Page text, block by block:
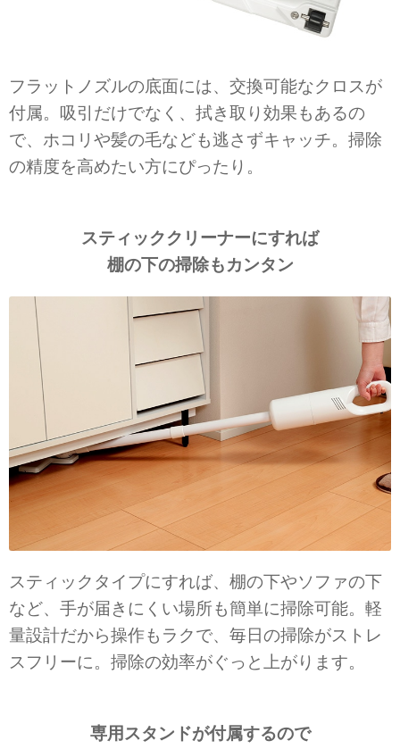
フラットノズルの底面には、交換可能なクロスが
付属。吸引だけでなく、拭き取り効果もあるの
で、ホコリや髪の毛なども逃さずキャッチ。掃除
の精度を高めたい方にぴったり。
スティッククリーナーにすれば
棚の下の掃除もカンタン
スティックタイプにすれば、棚の下やソファの下
など、手が届きにくい場所も簡単に掃除可能。軽
量設計だから操作もラクで、毎日の掃除がストレ
スフリーに。掃除の効率がぐっと上がります。
専用スタンドが付属するので